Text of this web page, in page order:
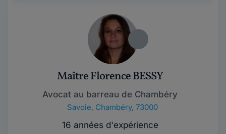
Maître Florence BESSY
Avocat au barreau de Chambéry
Savoie, Chambéry, 73000
16 années d'expérience